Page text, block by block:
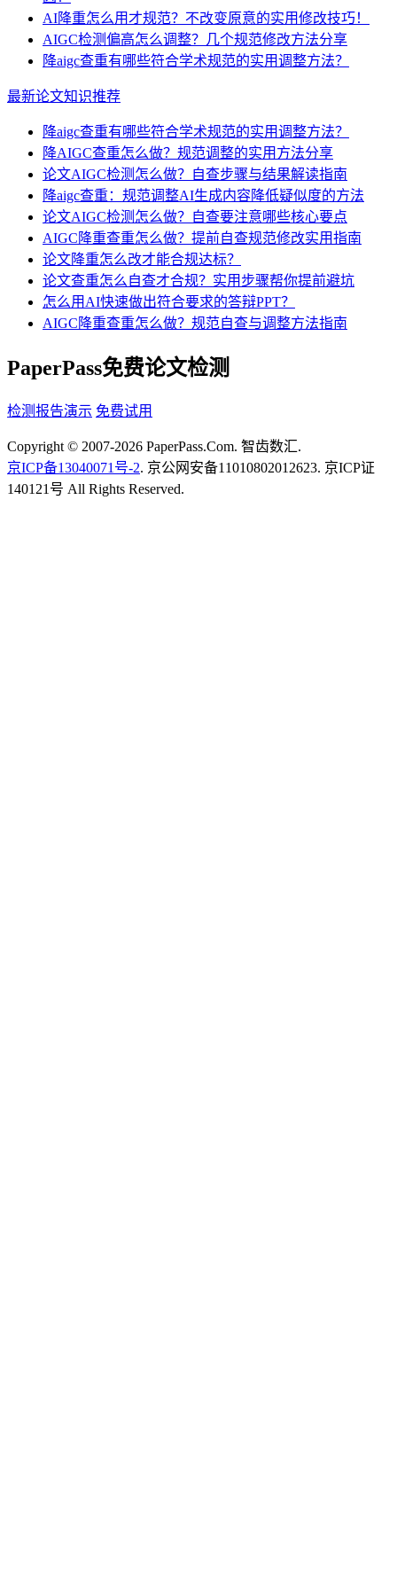
AI降重怎么用才规范？不改变原意的实用修改技巧！
AIGC检测偏高怎么调整？几个规范修改方法分享
降aigc查重有哪些符合学术规范的实用调整方法？
最新论文知识推荐
降aigc查重有哪些符合学术规范的实用调整方法？
降AIGC查重怎么做？规范调整的实用方法分享
论文AIGC检测怎么做？自查步骤与结果解读指南
降aigc查重：规范调整AI生成内容降低疑似度的方法
论文AIGC检测怎么做？自查要注意哪些核心要点
AIGC降重查重怎么做？提前自查规范修改实用指南
论文降重怎么改才能合规达标？
论文查重怎么自查才合规？实用步骤帮你提前避坑
怎么用AI快速做出符合要求的答辩PPT？
AIGC降重查重怎么做？规范自查与调整方法指南
PaperPass免费论文检测
检测报告演示 免费试用
Copyright © 2007-2026 PaperPass.Com. 智齿数汇.
京ICP备13040071号-2. 京公网安备11010802012623. 京ICP证
140121号 All Rights Reserved.